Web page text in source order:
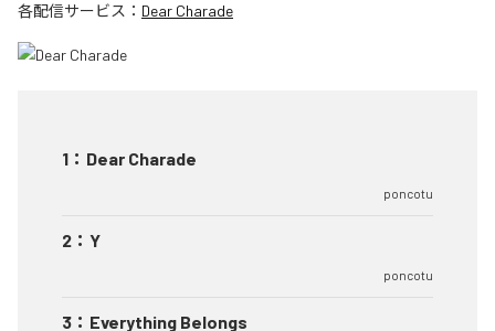
各配信サービス： Dear Charade
1 ： Dear Charade
poncotu
2 ： Y
poncotu
3 ： Everything Belongs